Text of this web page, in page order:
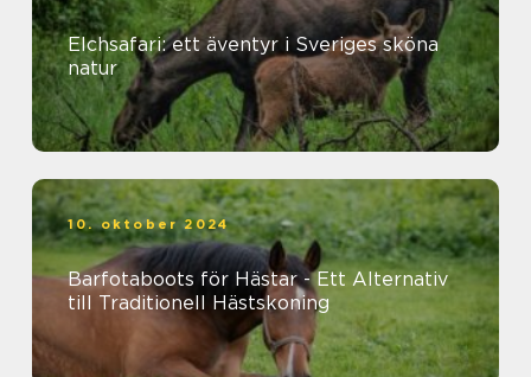
Elchsafari: ett äventyr i Sveriges sköna
natur
10. oktober 2024
Barfotaboots för Hästar - Ett Alternativ
till Traditionell Hästskoning